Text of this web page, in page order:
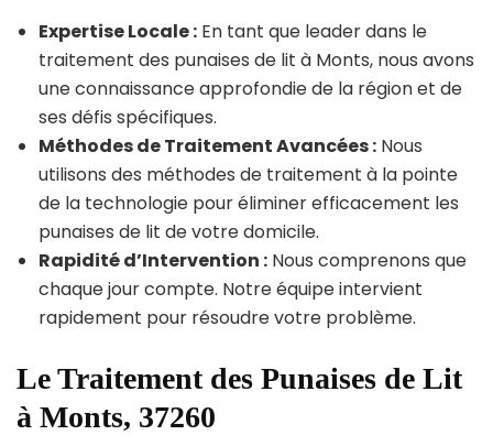
Expertise Locale : En tant que leader dans le
traitement des punaises de lit à Monts, nous avons
une connaissance approfondie de la région et de
ses défis spécifiques.
Méthodes de Traitement Avancées : Nous
utilisons des méthodes de traitement à la pointe
de la technologie pour éliminer efficacement les
punaises de lit de votre domicile.
Rapidité d’Intervention : Nous comprenons que
chaque jour compte. Notre équipe intervient
rapidement pour résoudre votre problème.
Le Traitement des Punaises de Lit
à Monts, 37260